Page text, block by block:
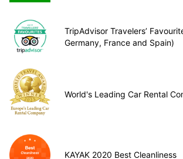
TripAdvisor Travelers’
Germany, France and Spain)
World's Leading Car Rental
KAYAK 2020 Best Cleanliness